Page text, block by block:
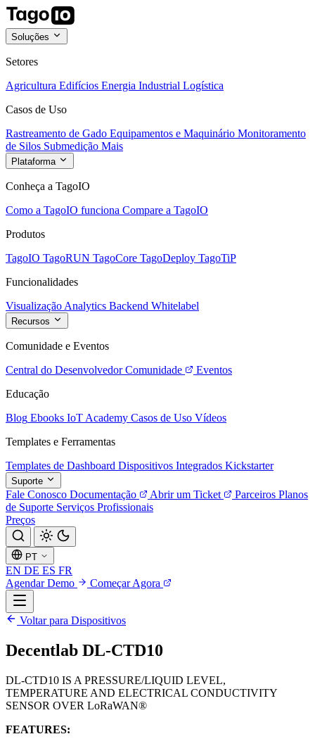
Soluções
Setores
Agricultura Edifícios Energia Industrial Logística
Casos de Uso
Rastreamento de Gado Equipamentos e Maquinário Monitoramento
de Silos Submedição Mais
Plataforma
Conheça a TagoIO
Como a TagoIO funciona Compare a TagoIO
Produtos
TagoIO TagoRUN TagoCore TagoDeploy TagoTiP
Funcionalidades
Visualização Analytics Backend Whitelabel
Recursos
Comunidade e Eventos
Central do Desenvolvedor Comunidade
Eventos
Educação
Blog Ebooks IoT Academy Casos de Uso Vídeos
Templates e Ferramentas
Templates de Dashboard Dispositivos Integrados Kickstarter
Suporte
Fale Conosco Documentação Abrir um Ticket Parceiros Planos
de Suporte Serviços Profissionais
Preços
PT
EN DE ES FR
Agendar Demo
Começar Agora
Voltar para Dispositivos
Decentlab DL-CTD10
DL-CTD10 IS A PRESSURE/LIQUID LEVEL,
TEMPERATURE AND ELECTRICAL CONDUCTIVITY
SENSOR OVER LoRaWAN®
FEATURES: